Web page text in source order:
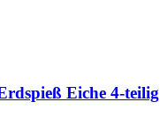
Eiche 4-​teilig